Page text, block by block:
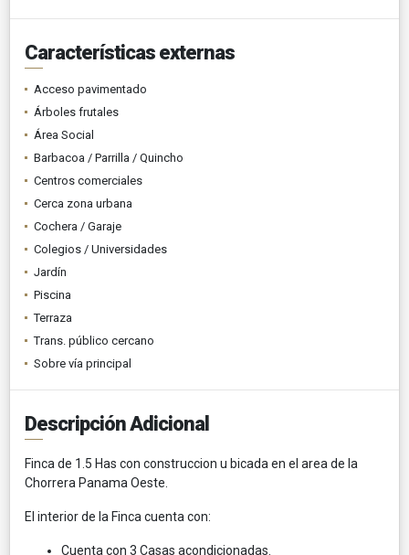
Características externas
Acceso pavimentado
Árboles frutales
Área Social
Barbacoa / Parrilla / Quincho
Centros comerciales
Cerca zona urbana
Cochera / Garaje
Colegios / Universidades
Jardín
Piscina
Terraza
Trans. público cercano
Sobre vía principal
Descripción Adicional
Finca de 1.5 Has con construccion u bicada en el area de la
Chorrera Panama Oeste.
El interior de la Finca cuenta con:
Cuenta con 3 Casas acondicionadas.